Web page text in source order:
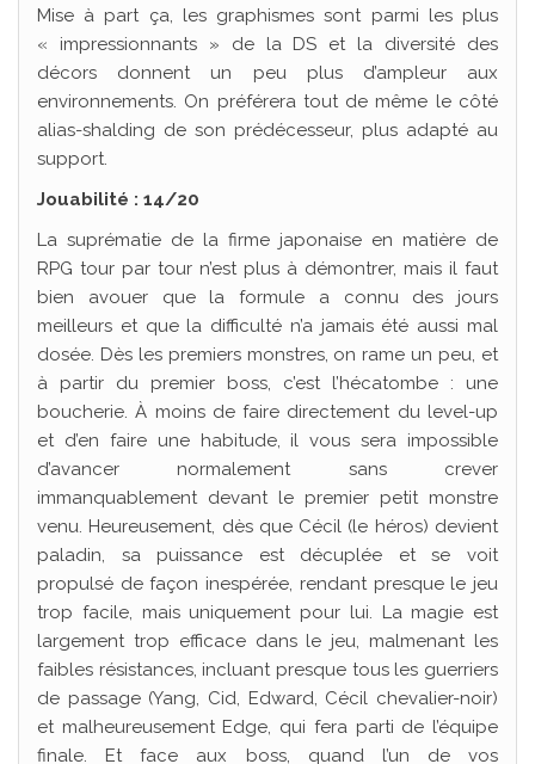
Mise à part ça, les graphismes sont parmi les plus
« impressionnants » de la DS et la diversité des
décors donnent un peu plus d’ampleur aux
environnements. On préférera tout de même le côté
alias-shalding de son prédécesseur, plus adapté au
support.
Jouabilité : 14/20
La suprématie de la firme japonaise en matière de
RPG tour par tour n’est plus à démontrer, mais il faut
bien avouer que la formule a connu des jours
meilleurs et que la difficulté n’a jamais été aussi mal
dosée. Dès les premiers monstres, on rame un peu, et
à partir du premier boss, c’est l’hécatombe : une
boucherie. À moins de faire directement du level-up
et d’en faire une habitude, il vous sera impossible
d’avancer normalement sans crever
immanquablement devant le premier petit monstre
venu. Heureusement, dès que Cécil (le héros) devient
paladin, sa puissance est décuplée et se voit
propulsé de façon inespérée, rendant presque le jeu
trop facile, mais uniquement pour lui. La magie est
largement trop efficace dans le jeu, malmenant les
faibles résistances, incluant presque tous les guerriers
de passage (Yang, Cid, Edward, Cécil chevalier-noir)
et malheureusement Edge, qui fera parti de l’équipe
finale. Et face aux boss, quand l’un de vos